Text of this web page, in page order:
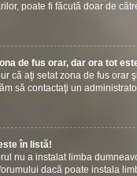
poate fi făcută doar de
de fus orar, dar ora tot
că aţi setat zona de fus orar
să contactaţi un
în listă!
nu a instalat limba
dacă poate instala